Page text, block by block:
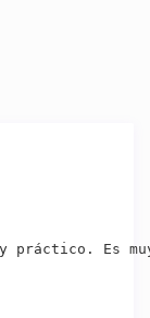
práctico. Es